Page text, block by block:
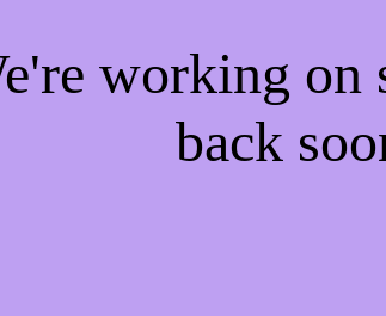
working
back